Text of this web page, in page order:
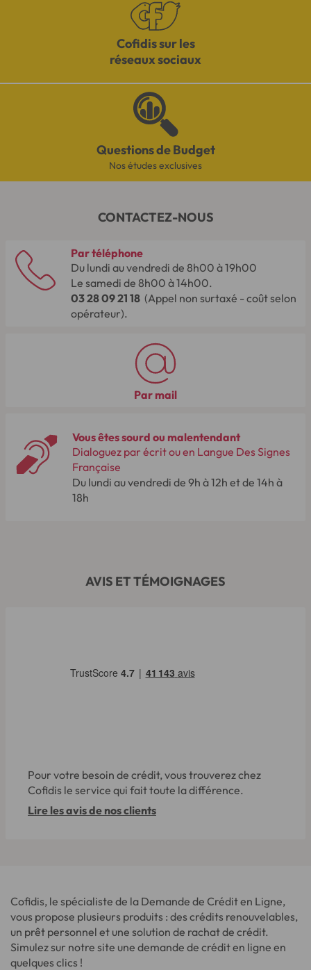
Cofidis sur les
réseaux sociaux
Questions de Budget
Nos études exclusives
CONTACTEZ-NOUS
Par téléphone
Du lundi au vendredi de 8h00 à 19h00
Le samedi de 8h00 à 14h00.
03 28 09 21 18 (Appel non surtaxé - coût selon
opérateur).
Par mail
Vous êtes sourd ou malentendant
Dialoguez par écrit ou en Langue Des Signes
Française
Du lundi au vendredi de 9h à 12h et de 14h à
18h
AVIS ET TÉMOIGNAGES
Pour votre besoin de crédit, vous trouverez chez
Cofidis le service qui fait toute la différence.
Lire les avis de nos clients
Cofidis, le spécialiste de la Demande de Crédit en Ligne,
vous propose plusieurs produits : des crédits renouvelables,
un prêt personnel et une solution de rachat de crédit.
Simulez sur notre site une demande de crédit en ligne en
quelques clics !